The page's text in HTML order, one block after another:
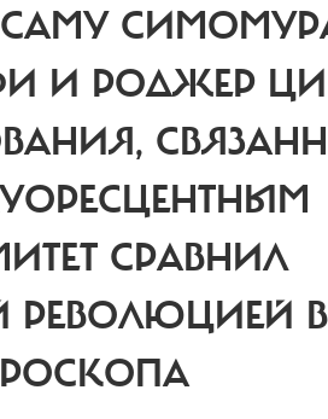
И РОДЖЕР
СРАВНИЛ
РЕВОЛЮЦИЕЙ В